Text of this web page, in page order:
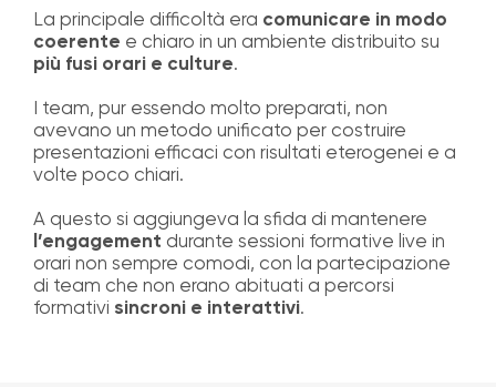
La principale difficoltà era comunicare in modo
coerente e chiaro in un ambiente distribuito su
più fusi orari e culture.
I team, pur essendo molto preparati, non
avevano un metodo unificato per costruire
presentazioni efficaci con risultati eterogenei e a
volte poco chiari.
A questo si aggiungeva la sfida di mantenere
l’engagement durante sessioni formative live in
orari non sempre comodi, con la partecipazione
di team che non erano abituati a percorsi
formativi sincroni e interattivi.